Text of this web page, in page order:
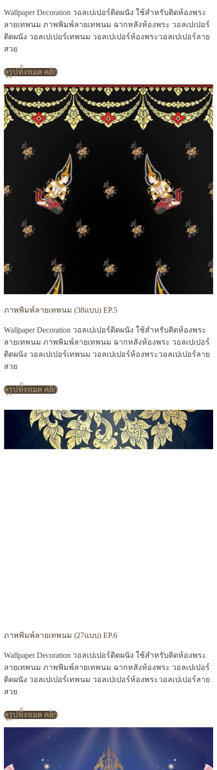
Wallpaper Decoration วอลเปเปอร์ติดผนัง ใช้สำหรับติดห้องพระ
ลายเทพนม ภาพพิมพ์ลายเทพนม ฉากหลังห้องพระ วอลเปเปอร์
ติดผนัง วอลเปเปอร์เทพนม วอลเปเปอร์ห้องพระวอลเปเปอร์ลาย
สวย
ดูรูปทั้งหมด คลิก
ภาพพิมพ์ลายเทพนม (38แบบ) EP.5
Wallpaper Decoration วอลเปเปอร์ติดผนัง ใช้สำหรับติดห้องพระ
ลายเทพนม ภาพพิมพ์ลายเทพนม ฉากหลังห้องพระ วอลเปเปอร์
ติดผนัง วอลเปเปอร์เทพนม วอลเปเปอร์ห้องพระวอลเปเปอร์ลาย
สวย
ดูรูปทั้งหมด คลิก
ภาพพิมพ์ลายเทพนม (27แบบ) EP.6
Wallpaper Decoration วอลเปเปอร์ติดผนัง ใช้สำหรับติดห้องพระ
ลายเทพนม ภาพพิมพ์ลายเทพนม ฉากหลังห้องพระ วอลเปเปอร์
ติดผนัง วอลเปเปอร์เทพนม วอลเปเปอร์ห้องพระวอลเปเปอร์ลาย
สวย
ดูรูปทั้งหมด คลิก